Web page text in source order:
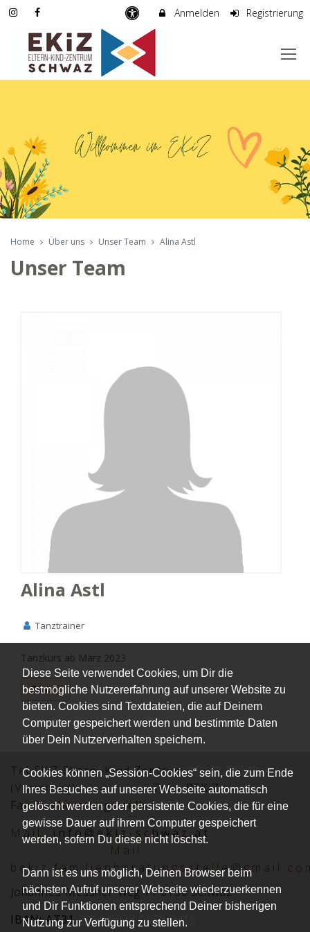
Diese Seite verwendet Cookies, um Dir die
bestmögliche Nutzererfahrung auf unserer Website zu
bieten. Cookies sind Textdateien, die auf Deinem
Computer gespeichert werden und bestimmte Daten
über Dein Nutzerverhalten speichern.
Cookies können „Session-Cookies“ sein, die zum Ende
Ihres Besuches auf unserer Webseite automatisch
gelöscht werden oder persistente Cookies, die für eine
gewisse Dauer auf ihrem Computer gespeichert
werden, sofern Du diese nicht löschst.
Dann ist es uns möglich, Deinen Browser beim
nächsten Aufruf unserer Webseite wiederzuerkennen
und Dir Funktionen entsprechend Deiner bisherigen
Nutzung zur Verfügung zu stellen.
Anmelden Registrierung
Home Über uns Unser Team Alina Astl
Unser Team
Alina Astl
Tanztrainer
Tanzkurs ab März 2023
Zurück
Tel.:EKiZ Eltern -Kind-Zentrum 05242 72848
(Vormittag)Tel.:BEKiZ
Familienberatungsstelle0677 62152012
Mai l: info@ekiz-schwaz.at
Mail:
Johannes-Messner-Weg 11 6130 Schwaz
IBAN: AT312051 0008 0030 2416